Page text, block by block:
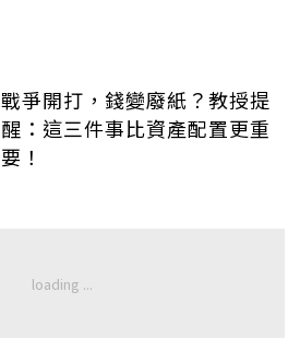
戰爭開打，錢變廢紙？教授提
醒：這三件事比資產配置更重
要！